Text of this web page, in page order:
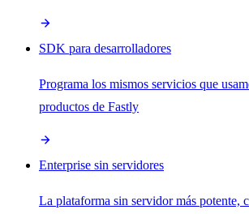
SDK para desarrolladores
Programa los mismos servicios que
productos de Fastly
Enterprise sin servidores
La plataforma sin servidor más potente,